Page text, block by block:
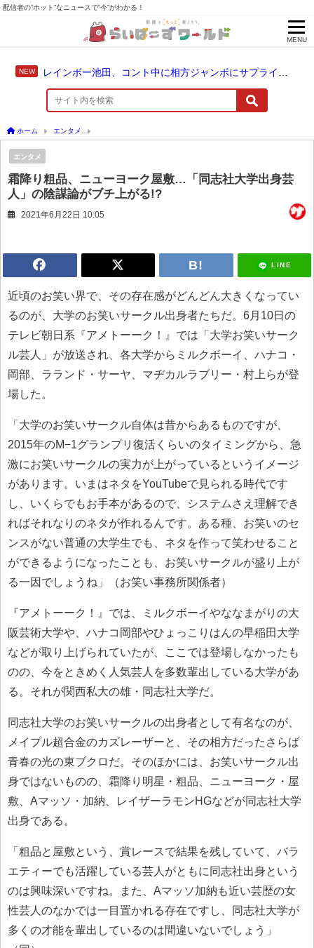
配信者の“ホット”なニュースで“今”がわかる！
MENU
ホーム エンタメ
エンタメ
霜降り粗品、ニューヨーク屋敷…「同志社大学出身芸
人」の陰謀論がブチ上がる!?
2021年6月22日 10:05
LINE
近頃のお笑い界で、その存在感がどんどん大きくなってい
るのが、大学のお笑いサークル出身者たちだ。6月10日の
テレビ朝日系『アメトーーク！』では「大学お笑いサーク
ル芸人」が放送され、各大学からミルクボーイ、ハナコ・
岡部、ラランド・サーヤ、マヂカルラブリー・村上らが登
場した。
「大学のお笑いサークル自体は昔からあるものですが、
2015年のM−1グランプリ復活くらいのタイミングから、急
激にお笑いサークルの実力が上がっているというイメージ
があります。いまはネタをYouTubeで見られる時代です
し、いくらでもお手本があるので、システムさえ理解でき
ればそれなりのネタが作れるんです。ある種、お笑いのセ
ンスがない普通の大学生でも、ネタを作って笑わせること
ができるようになったことも、お笑いサークルが盛り上が
る一因でしょうね」（お笑い事務所関係者）
『アメトーーク！』では、ミルクボーイやななまがりの大
阪芸術大学や、ハナコ岡部やひょっこりはんの早稲田大学
などが取り上げられていたが、ここでは登場しなかったも
のの、今をときめく人気芸人を多数輩出している大学があ
る。それが関西私大の雄・同志社大学だ。
同志社大学のお笑いサークルの出身者として有名なのが、
メイプル超合金のカズレーザーと、その相方だったさらば
青春の光の東ブクロだ。そのほかには、お笑いサークル出
身ではないものの、霜降り明星・粗品、ニューヨーク・屋
敷、Aマッソ・加納、レイザーラモンHGなどが同志社大学
出身である。
「粗品と屋敷という、賞レースで結果を残していて、バラ
エティーでも活躍している芸人がともに同志社出身という
のは興味深いですね。また、Aマッソ加納も近い芸歴の女
性芸人のなかでは一目置かれる存在ですし、同志社大学が
多くの才能を輩出しているのは間違いないでしょう」